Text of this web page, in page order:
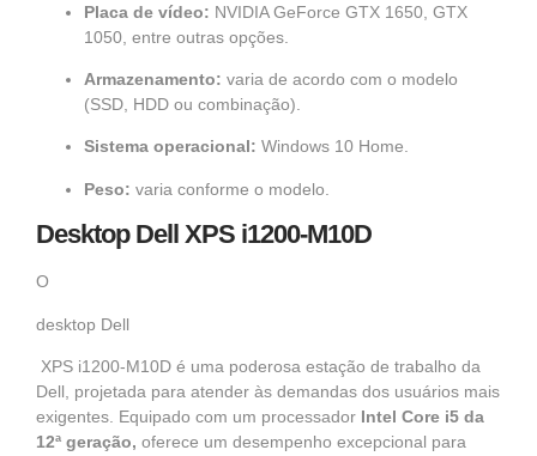
Placa de vídeo: NVIDIA GeForce GTX 1650, GTX
1050, entre outras opções.
Armazenamento: varia de acordo com o modelo
(SSD, HDD ou combinação).
Sistema operacional: Windows 10 Home.
Peso: varia conforme o modelo.
Desktop Dell XPS i1200-M10D
O
desktop Dell
XPS i1200-M10D é uma poderosa estação de trabalho da
Dell, projetada para atender às demandas dos usuários mais
exigentes. Equipado com um processador Intel Core i5 da
12ª geração, oferece um desempenho excepcional para